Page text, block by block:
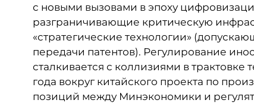
с новыми вызовами в эпоху
разграничивающие критическую
«стратегические технологии»
передачи патентов). Регулирование
сталкивается с коллизиями в
года вокруг китайского проекта по
позиций между Минэкономики и